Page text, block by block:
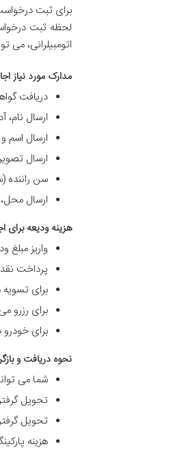
برای ثبت
لحظه ثبت
اتومبیلرانی، می
مدارک مورد نیاز
دریافت
ارسال
ارسال اسم
ارسال
سن راننده (سن مجاز ۲۳ سال است و با شرایط
ارسال
هزینه ودیعه برای
واريز مبلغ
پرداخت نقدی مبلغ ۱۵۰۰ درهم بابت ودیعه
برای تسویه مبلغ بصورت ریالی ۳۰ درهم کارمزد
برای رزرو می بایست مبلغ 2 میلیون تومان
برای
نحوه دریافت و
شما می
تحویل
تحویل
هزینه پارکینگ فرودگاه (هر بار ۳۰ درهم)